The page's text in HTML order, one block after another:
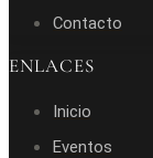
Contacto
ENLACES
Inicio
Eventos